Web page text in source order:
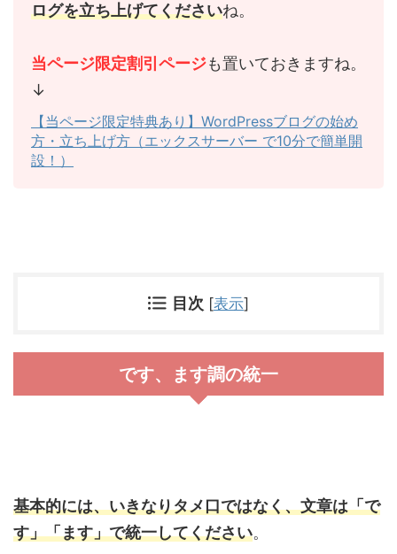
ログを立ち上げてくださいね。
当ページ限定割引ページも置いておきますね。
↓
【当ページ限定特典あり】WordPressブログの始め
方・立ち上げ方（エックスサーバー で10分で簡単開
設！）
目次 [表示]
です、ます調の統一
基本的には、いきなりタメ口ではなく、文章は「で
す」「ます」で統一してください。